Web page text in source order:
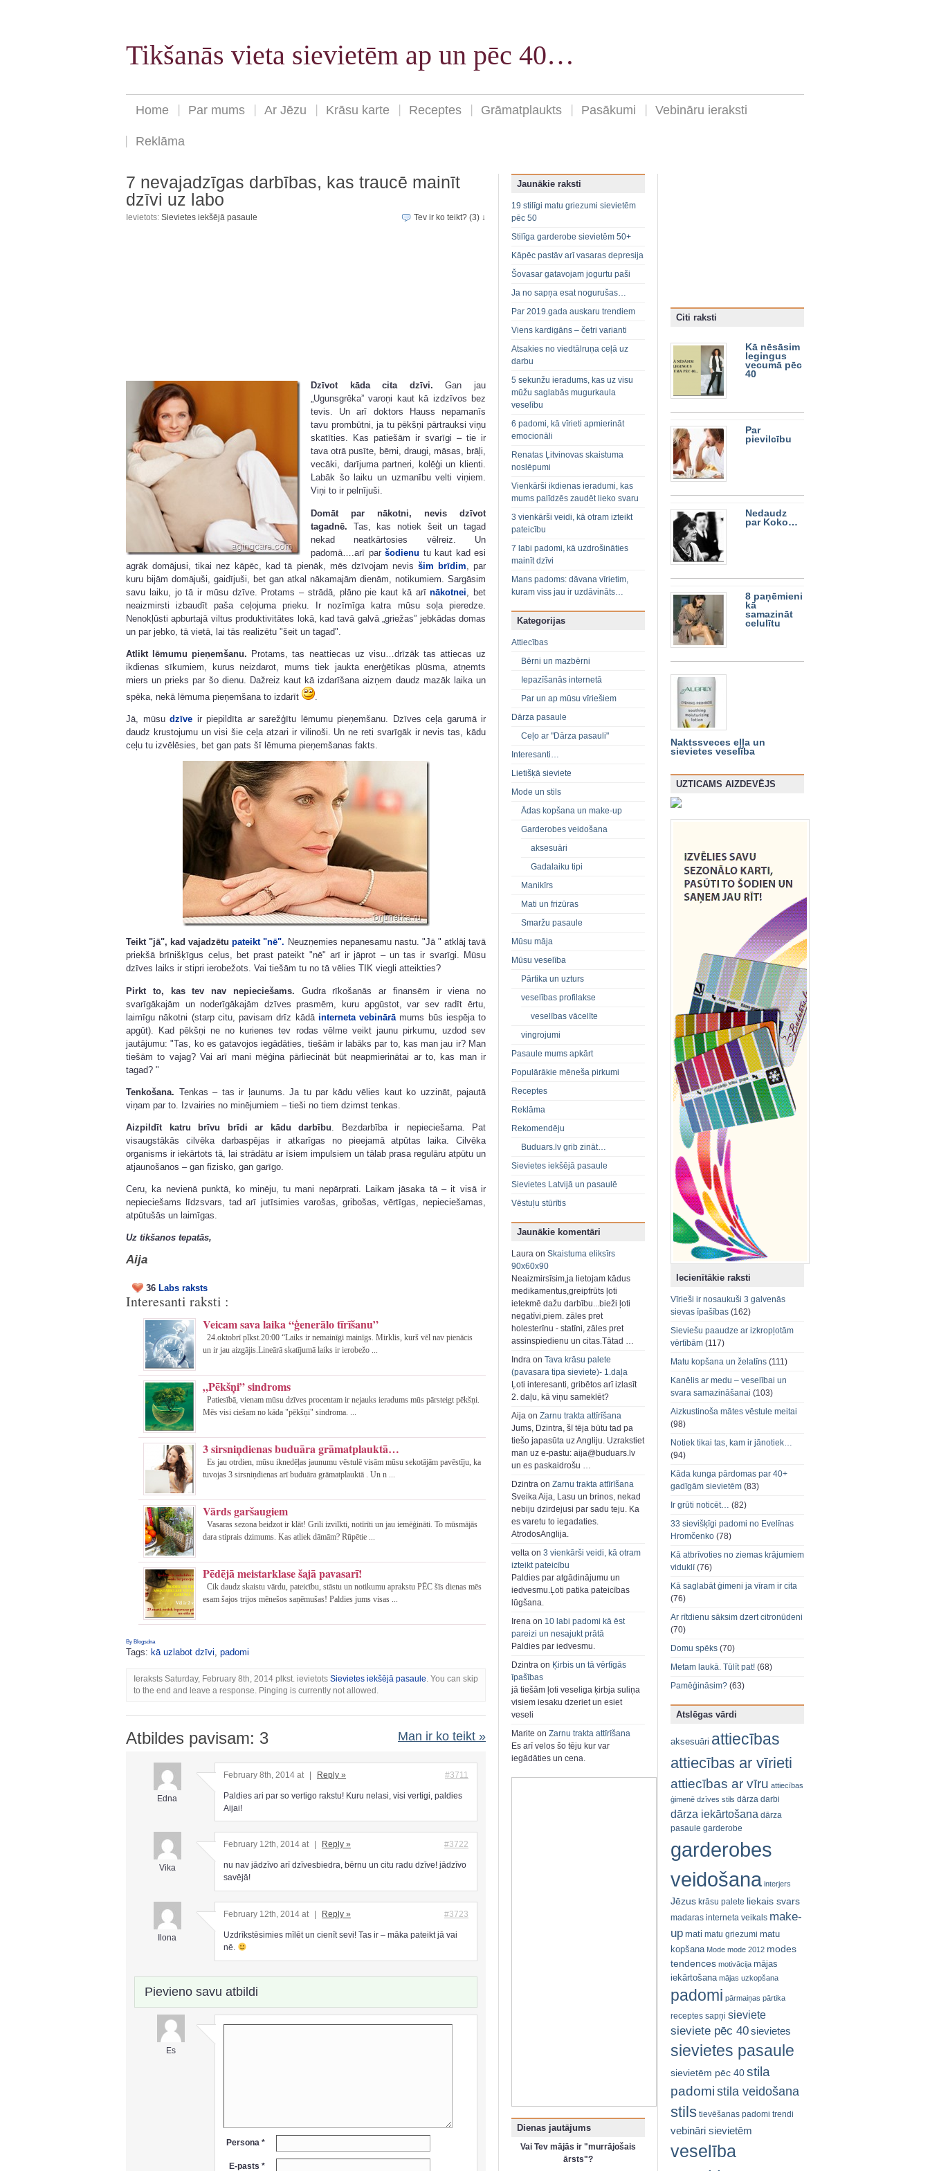
Tikšanās vieta sievietēm ap un pēc 40…
Home Par mums Ar Jēzu Krāsu karte Receptes Grāmatplaukts Pasākumi Vebināru ieraksti
Reklāma
7 nevajadzīgas darbības, kas traucē mainīt
dzīvi uz labo
Ievietots: Sievietes iekšējā pasaule Tev ir ko teikt? (3) ↓
Dzīvot kāda cita dzīvi. Gan jau
„Ugunsgrēka” varoņi kaut kā izdzīvos bez
tevis. Un arī doktors Hauss nepamanīs
tavu prombūtni, ja tu pēkšņi pārtrauksi viņu
skatīties. Kas patiešām ir svarīgi – tie ir
tava otrā pusīte, bērni, draugi, māsas, brāļi,
vecāki, darījuma partneri, kolēģi un klienti.
Labāk šo laiku un uzmanību velti viņiem.
Viņi to ir pelnījuši.
Domāt par nākotni, nevis dzīvot
tagadnē. Tas, kas notiek šeit un tagad
nekad neatkārtosies vēlreiz. Un
padomā….arī par šodienu tu kaut kad esi
agrāk domājusi, tikai nez kāpēc, kad tā pienāk, mēs dzīvojam nevis šim brīdim , par
kuru bijām domājuši, gaidījuši, bet gan atkal nākamajām dienām, notikumiem. Sargāsim
savu laiku, jo tā ir mūsu dzīve. Protams – strādā, plāno pie kaut kā arīnākotnei , bet
neaizmirsti izbaudīt paša ceļojuma prieku. Ir nozīmīga katra mūsu soļa pieredze.
Nenokļūsti apburtajā viltus produktivitātes lokā, kad tavā galvā „griežas” jebkādas domas
un par jebko, tā vietā, lai tās realizētu "šeit un tagad".
Atlikt lēmumu pieņemšanu. Protams, tas neattiecas uz visu…drīzāk tas attiecas uz
ikdienas sīkumiem, kurus neizdarot, mums tiek jaukta enerģētikas plūsma, atņemts
miers un prieks par šo dienu. Dažreiz kaut kā izdarīšana aizņem daudz mazāk laika un
spēka, nekā lēmuma pieņemšana to izdarīt
Jā, mūsu dzīve ir piepildīta ar sarežģītu lēmumu pieņemšanu. Dzīves ceļa garumā ir
daudz krustojumu un visi šie ceļa atzari ir vilinoši. Un ne reti svarīgāk ir nevis tas, kādu
ceļu tu izvēlēsies, bet gan pats šī lēmuma pieņemšanas fakts.
Teikt "jā", kad vajadzētupateikt "nē". Neuzņemies nepanesamu nastu. "Jā " atklāj tavā
priekšā brīnišķīgus ceļus, bet prast pateikt "nē" arī ir jāprot – un tas ir svarīgi. Mūsu
dzīves laiks ir stipri ierobežots. Vai tiešām tu no tā vēlies TIK viegli atteikties?
Pirkt to, kas tev nav nepieciešams. Gudra rīkošanās ar finansēm ir viena no
svarīgākajām un noderīgākajām dzīves prasmēm, kuru apgūstot, var sev radīt ērtu,
laimīgu nākotni (starp citu, pavisam drīz kādā interneta vebinārā mums būs iespēja to
apgūt). Kad pēkšņi ne no kurienes tev rodas vēlme veikt jaunu pirkumu, uzdod sev
jautājumu: "Tas, ko es gatavojos iegādāties, tiešām ir labāks par to, kas man jau ir? Man
tiešām to vajag? Vai arī mani mēģina pārliecināt būt neapmierinātai ar to, kas man ir
tagad? "
Tenkošana. Tenkas – tas ir ļaunums. Ja tu par kādu vēlies kaut ko uzzināt, pajautā
viņam par to. Izvairies no minējumiem – tieši no tiem dzimst tenkas.
Aizpildīt katru brīvu brīdi ar kādu darbību . Bezdarbība ir nepieciešama. Pat
visaugstākās cilvēka darbaspējas ir atkarīgas no pieejamā atpūtas laika. Cilvēka
organisms ir iekārtots tā, lai strādātu ar īsiem impulsiem un tālab prasa regulāru atpūtu un
atjaunošanos – gan fizisko, gan garīgo.
Ceru, ka nevienā punktā, ko minēju, tu mani nepārprati. Laikam jāsaka tā – it visā ir
nepieciešams līdzsvars, tad arī jutīsimies varošas, gribošas, vērtīgas, nepieciešamas,
atpūtušās un laimīgas.
Uz tikšanos tepatās,
Aija
36 Labs raksts
Interesanti raksti :
Veicam sava laika “ģenerālo tīrīšanu”
24.oktobrī plkst.20:00 “Laiks ir nemainīgi mainīgs. Mirklis, kurš vēl nav pienācis
un ir jau aizgājis.Lineārā skatījumā laiks ir ierobežo ...
„Pēkšņi” sindroms
Patiesībā, vienam mūsu dzīves procentam ir nejauks ieradums mūs pārsteigt pēkšņi.
Mēs visi ciešam no kāda "pēkšņi" sindroma. ...
3 sirsniņdienas buduāra grāmatplauktā…
Es jau otrdien, mūsu iknedēļas jaunumu vēstulē visām mūsu sekotājām pavēstīju, ka
tuvojas 3 sirsniņdienas arī buduāra grāmatplauktā . Un n ...
Vārds garšaugiem
Vasaras sezona beidzot ir klāt! Grili izvilkti, notīrīti un jau iemēģināti. To mūsmājās
dara stiprais dzimums. Kas atliek dāmām? Rūpētie ...
Pēdējā meistarklase šajā pavasarī!
Cik daudz skaistu vārdu, pateicību, stāstu un notikumu aprakstu PĒC šīs dienas mēs
esam šajos trijos mēnešos saņēmušas! Paldies jums visas ...
By Blogsdna
Tags: kā uzlabot dzīvi, padomi
Ieraksts Saturday, February 8th, 2014 plkst. ievietots Sievietes iekšējā pasaule . You can skip
to the end and leave a response. Pinging is currently not allowed.
Atbildes pavisam: 3 Man ir ko teikt »
Edna
February 8th, 2014 at | Reply » #3711
Paldies ari par so vertigo rakstu! Kuru nelasi, visi vertigi, paldies
Aijai!
Vika
February 12th, 2014 at Reply » #3722
nu nav jādzīvo arī dzīvesbiedra, bērnu un citu radu dzīve! jādzīvo
savējā!
Ilona
February 12th, 2014 at Reply » #3723
Uzdrīkstēsimies mīlēt un cienīt sevi! Tas ir – māka pateikt jā vai
nē.
Pievieno savu atbildi
Es
Persona *
E-pasts *
Jaunākie raksti
19 stilīgi matu griezumi sievietēm
pēc 50
Stilīga garderobe sievietēm 50+
Kāpēc pastāv arī vasaras depresija
Šovasar gatavojam jogurtu paši
Ja no sapņa esat nogurušas…
Par 2019.gada auskaru trendiem
Viens kardigāns – četri varianti
Atsakies no viedtālruņa ceļā uz
darbu
5 sekunžu ieradums, kas uz visu
mūžu saglabās mugurkaula
veselību
6 padomi, kā vīrieti apmierināt
emocionāli
Renatas Ļitvinovas skaistuma
noslēpumi
Vienkārši ikdienas ieradumi, kas
mums palīdzēs zaudēt lieko svaru
3 vienkārši veidi, kā otram izteikt
pateicību
7 labi padomi, kā uzdrošināties
mainīt dzīvi
Mans padoms: dāvana vīrietim,
kuram viss jau ir uzdāvināts…
Kategorijas
Attiecības
Bērni un mazbērni
Iepazīšanās internetā
Par un ap mūsu vīriešiem
Dārza pasaule
Ceļo ar "Dārza pasauli"
Interesanti…
Lietišķā sieviete
Mode un stils
Ādas kopšana un make-up
Garderobes veidošana
aksesuāri
Gadalaiku tipi
Manikīrs
Mati un frizūras
Smaržu pasaule
Mūsu māja
Mūsu veselība
Pārtika un uzturs
veselības profilakse
veselības vācelīte
vingrojumi
Pasaule mums apkārt
Populārākie mēneša pirkumi
Receptes
Reklāma
Rekomendēju
Buduars.lv grib zināt…
Sievietes iekšējā pasaule
Sievietes Latvijā un pasaulē
Vēstuļu stūrītis
Jaunākie komentāri
Laura on Skaistuma eliksīrs
90x60x90
Neaizmirsīsim,ja lietojam kādus
medikamentus,greipfrūts ļoti
ietekmē dažu darbību...bieži ļoti
negatīvi,piem. zāles pret
holesterīnu - statīni, zāles pret
assinspiedienu un citas.Tātad …
Indra on Tava krāsu palete
(pavasara tipa sieviete)- 1.daļa
Ļoti interesanti, gribētos arī izlasīt
2. daļu, kā viņu sameklēt?
Aija on Zarnu trakta attīrīšana
Jums, Dzintra, šī tēja būtu tad pa
tiešo japasūta uz Angliju. Uzrakstiet
man uz e-pastu: aija@buduars.lv
un es paskaidrošu …
Dzintra on Zarnu trakta attīrīšana
Sveika Aija, Lasu un brinos, nekad
nebiju dzirdejusi par sadu teju. Ka
es varetu to iegadaties.
AtrodosAnglija.
velta on 3 vienkārši veidi, kā otram
izteikt pateicību
Paldies par atgādinājumu un
iedvesmu.Ļoti patika pateicības
lūgšana.
Irena on 10 labi padomi kā ēst
pareizi un nesajukt prātā
Paldies par iedvesmu.
Dzintra on Ķirbis un tā vērtīgās
īpašības
jā tiešām ļoti veseliga ķirbja suliņa
visiem iesaku dzeriet un esiet
veseli
Marite on Zarnu trakta attīrīšana
Es arī velos šo tēju kur var
iegādāties un cena.
Dienas jautājums
Vai Tev mājās ir "murrājošais
ārsts"?
Citi raksti
Kā nēsāsim
legingus
vecumā pēc
40
Par
pievilcību
Nedaudz
par Koko…
8 paņēmieni
kā
samazināt
celulītu
Naktssveces eļļa un
sievietes veselība
UZTICAMS AIZDEVĒJS
Iecienītākie raksti
Vīrieši ir nosaukuši 3 galvenās
sievas īpašības (162)
Sieviešu paaudze ar izkropļotām
vērtībām (117)
Matu kopšana un želatīns (111)
Kanēlis ar medu – veselībai un
svara samazināšanai (103)
Aizkustinoša mātes vēstule meitai
(98)
Notiek tikai tas, kam ir jānotiek…
(94)
Kāda kunga pārdomas par 40+
gadīgām sievietēm (83)
Ir grūti noticēt… (82)
33 sievišķīgi padomi no Evelīnas
Hromčenko (78)
Kā atbrīvoties no ziemas krājumiem
viduklī(76)
Kā saglabāt ģimeni ja vīram ir cita
(76)
Ar rītdienu sāksim dzert citronūdeni
(70)
Domu spēks (70)
Metam laukā. Tūlīt pat! (68)
Pamēģināsim? (63)
Atslēgas vārdi
aksesuāri attiecības
attiecības ar vīrieti
attiecības ar vīru attiecības
ģimenē dzīves stils dārza darbi
dārza iekārtošana dārza
pasaule garderobe
garderobes
veidošana interjers
Jēzus krāsu palete liekais svars
madaras interneta veikals make-
up mati matu griezumi matu
kopšana Mode mode 2012 modes
tendences motivācija mājas
iekārtošana mājas uzkopšana
padomi pārmaiņas pārtika
receptes sapņi sieviete
sieviete pēc 40sievietes
sievietes pasaule
sievietēm pēc 40stila
padomistila veidošana
stils tievēšanas padomi trendi
vebināri sievietēm
veselība